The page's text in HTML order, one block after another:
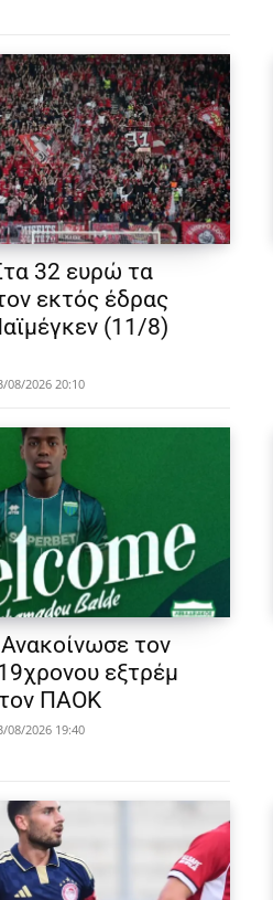
32 ευρώ τα
εκτός έδρας
(11/8)
08/2026 20:10
τον
εξτρέμ
ΠΑΟΚ
08/2026 19:40